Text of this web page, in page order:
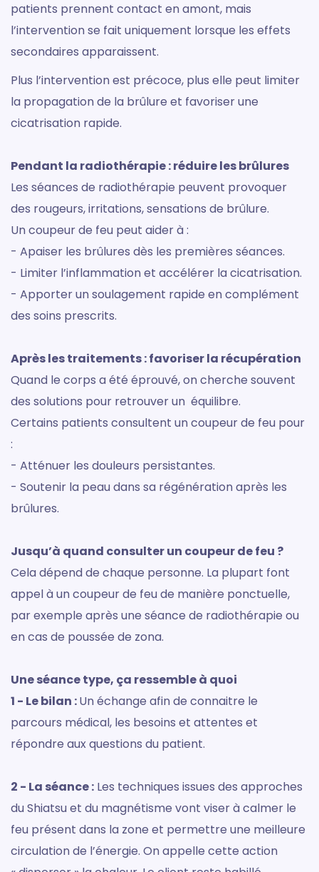
patients prennent contact en amont, mais
l’intervention se fait uniquement lorsque les effets
secondaires apparaissent.
Plus l’intervention est précoce, plus elle peut limiter
la propagation de la brûlure et favoriser une
cicatrisation rapide.
Pendant la radiothérapie : réduire les brûlures
Les séances de radiothérapie peuvent provoquer
des rougeurs, irritations, sensations de brûlure.
Un coupeur de feu peut aider à :
- Apaiser les brûlures dès les premières séances.
- Limiter l’inflammation et accélérer la cicatrisation.
- Apporter un soulagement rapide en complément
des soins prescrits.
Après les traitements : favoriser la récupération
Quand le corps a été éprouvé, on cherche souvent
des solutions pour retrouver un équilibre.
Certains patients consultent un coupeur de feu pour
:
- Atténuer les douleurs persistantes.
- Soutenir la peau dans sa régénération après les
brûlures.
Jusqu’à quand consulter un coupeur de feu ?
Cela dépend de chaque personne. La plupart font
appel à un coupeur de feu de manière ponctuelle,
par exemple après une séance de radiothérapie ou
en cas de poussée de zona.
Une séance type, ça ressemble à quoi
1 - Le bilan :Un échange afin de connaitre le
parcours médical, les besoins et attentes et
répondre aux questions du patient.
2 - La séance : Les techniques issues des approches
du Shiatsu et du magnétisme vont viser à calmer le
feu présent dans la zone et permettre une meilleure
circulation de l’énergie. On appelle cette action